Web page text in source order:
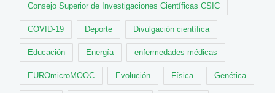
Consejo Superior de Investigaciones Científicas CSIC
COVID-19 Deporte Divulgación científica
Educación Energía enfermedades médicas
EUROmicroMOOC Evolución Física Genética